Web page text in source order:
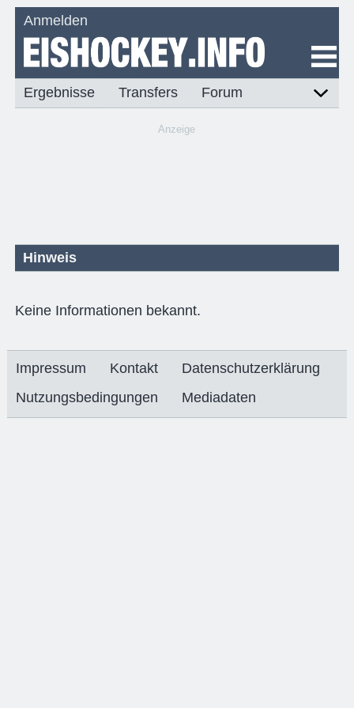
Anmelden
Ergebnisse Transfers Forum
Anzeige
Hinweis
Keine Informationen bekannt.
Impressum Kontakt
Datenschutzerklärung
Nutzungsbedingungen
Mediadaten